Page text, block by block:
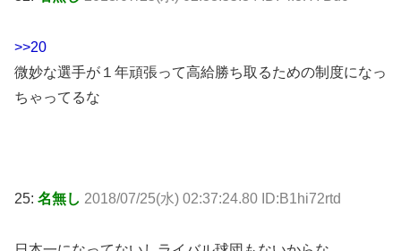
>>20
微妙な選手が１年頑張って高給勝ち取るための制度になっ
ちゃってるな
25: 名無し 2018/07/25(水) 02:37:24.80 ID:B1hi72rtd